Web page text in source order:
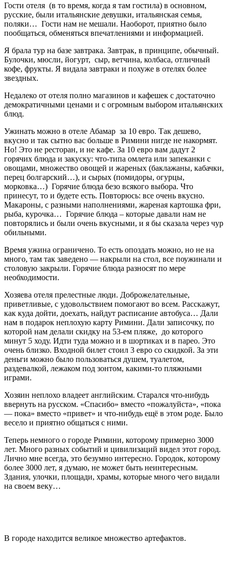
Гости отеля (в то время, когда я там гостила) в основном,
русские, были итальянские девушки, итальянская семья,
поляки… Гости нам не мешали. Наоборот, приятно было
пообщаться, обменяться впечатлениями и информацией.
Я брала тур на базе завтрака. Завтрак, в принципе, обычный.
Булочки, мюсли, йогурт, сыр, ветчина, колбаса, отличный
кофе, фрукты. Я видала завтраки и похуже в отелях более
звездных.
Недалеко от отеля полно магазинов и кафешек с достаточно
демократичными ценами и с огромным выбором итальянских
блюд.
Ужинать можно в отеле Абамар за 10 евро. Так дешево,
вкусно и так сытно вас больше в Римини нигде не накормят.
Но! Это не ресторан, и не кафе. За 10 евро вам дадут 2
горячих блюда и закуску: что-типа омлета или запеканки с
овощами, множество овощей и жареных (баклажаны, кабачки,
перец болгарский…), и сырых (помидоры, огурцы,
морковка…) Горячие блюда безо всякого выбора. Что
принесут, то и будете есть. Повторюсь: все очень вкусно.
Макароны, с разными наполнениями, жареная картошка фри,
рыба, курочка… Горячие блюда – которые давали нам не
повторялись и были очень вкусными, и я бы сказала через чур
обильными.
Время ужина ограничено. То есть опоздать можно, но не на
много, там так заведено — накрыли на стол, все поужинали и
столовую закрыли. Горячие блюда разносят по мере
необходимости.
Хозяева отеля прелестные люди. Доброжелательные,
приветливые, с удовольствием помогают во всем. Расскажут,
как куда дойти, доехать, найдут расписание автобуса… Дали
нам в подарок неплохую карту Римини. Дали записочку, по
которой нам делали скидку на 53-ем пляже, до которого
минут 5 ходу. Идти туда можно и в шортиках и в парео. Это
очень близко. Входной билет стоил 3 евро со скидкой. За эти
деньги можно было пользоваться душем, туалетом,
раздевалкой, лежаком под зонтом, какими-то пляжными
играми.
Хозяин неплохо владеет английским. Старался что-нибудь
ввернуть на русском. «Спасибо» вместо «пожалуйста», «пока
— пока» вместо «привет» и что-нибудь ещё в этом роде. Было
весело и приятно общаться с ними.
Теперь немного о городе Римини, которому примерно 3000
лет. Много разных событий и цивилизаций видел этот город.
Лично мне всегда, это безумно интересно. Городок, которому
более 3000 лет, я думаю, не может быть неинтересным.
Здания, улочки, площади, храмы, которые много чего видали
на своем веку…
В городе находится великое множество артефактов.